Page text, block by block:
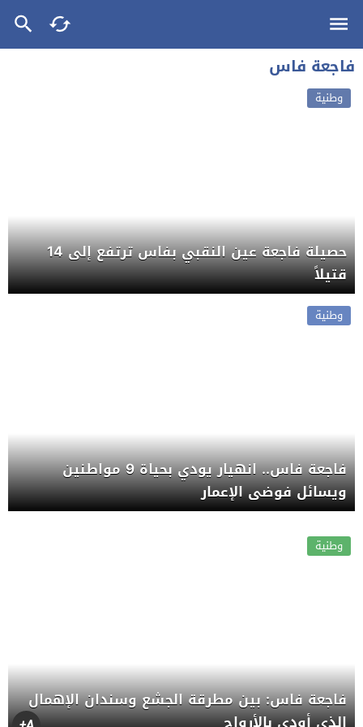
فاجعة فاس
وطنية
حصيلة فاجعة عين النقبي بفاس ترتفع إلى 14
قتيلاً
وطنية
فاجعة فاس.. انهيار يودي بحياة 9 مواطنين
ويسائل فوضى الإعمار
وطنية
فاجعة فاس: بين مطرقة الجشع وسندان الإهمال
الذي أودى بالأرواح